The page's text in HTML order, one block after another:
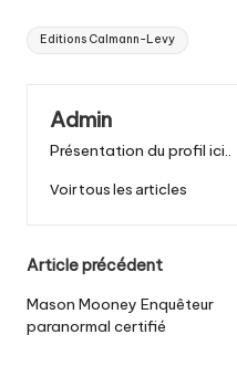
Tags:
Editions Calmann-Levy
Admin
Présentation du profil ici..
Voir tous les articles
Post
navigation
Article précédent
Mason Mooney Enquêteur
paranormal certifié